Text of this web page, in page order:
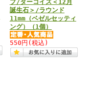
プ/ターコイズ＜12月
誕生石＞/ラウンド
11mm（ベゼルセッティ
ング）（1個）
550円 (税込)